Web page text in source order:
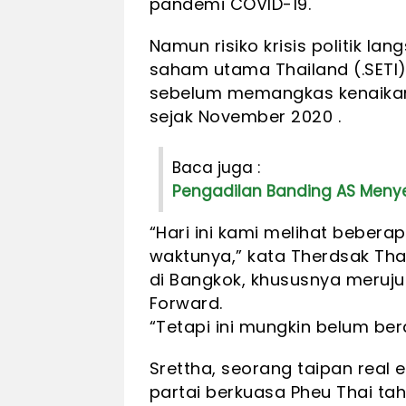
Namun risiko krisis politik
saham utama Thailand
sebelum memangkas
sejak November 2020 .
Baca juga :
Pengadilan Banding AS
“Hari ini kami melihat
waktunya,” kata Therdsak
di Bangkok, khususnya
Forward.
“Tetapi ini mungkin belum
Srettha, seorang taipan real
partai berkuasa Pheu Thai